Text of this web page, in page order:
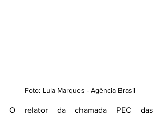
Foto: Lula Marques - Agência Brasil
O relator da chamada PEC das